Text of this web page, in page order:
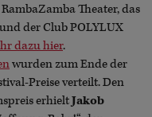
Theater, das
der Club POLYLUX
dazu hier.
wurden zum Ende der
Preise verteilt. Den
erhieltJakob